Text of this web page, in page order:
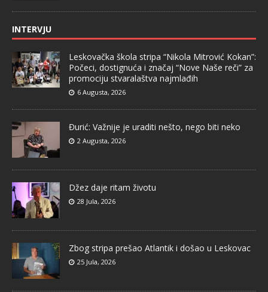
INTERVJU
Leskovačka škola stripa “Nikola Mitrović Kokan”:
Počeci, dostignuća i značaj “Nove Naše reči” za
promociju stvaralaštva najmlađih
6 Augusta, 2026
Đurić: Važnije je uraditi nešto, nego biti neko
2 Augusta, 2026
Džez daje ritam životu
28 Jula, 2026
Zbog stripa prešao Atlantik i došao u Leskovac
25 Jula, 2026